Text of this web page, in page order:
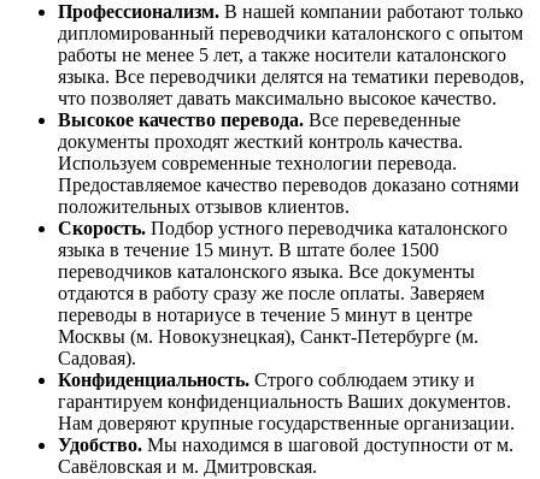
Профессионализм. В нашей компании работают только
дипломированный переводчики каталонского с опытом
работы не менее 5 лет, а также носители каталонского
языка. Все переводчики делятся на тематики переводов,
что позволяет давать максимально высокое качество.
Высокое качество перевода. Все переведенные
документы проходят жесткий контроль качества.
Используем современные технологии перевода.
Предоставляемое качество переводов доказано сотнями
положительных отзывов клиентов.
Скорость. Подбор устного переводчика каталонского
языка в течение 15 минут. В штате более 1500
переводчиков каталонского языка. Все документы
отдаются в работу сразу же после оплаты. Заверяем
переводы в нотариусе в течение 5 минут в центре
Москвы (м. Новокузнецкая), Санкт-Петербурге (м.
Садовая).
Конфиденциальность. Строго соблюдаем этику и
гарантируем конфиденциальность Ваших документов.
Нам доверяют крупные государственные организации.
Удобство. Мы находимся в шаговой доступности от м.
Савёловская и м. Дмитровская.